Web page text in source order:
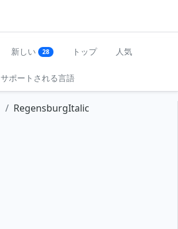
新しい 28 トップ 人気
サポートされる言語
RegensburgItalic